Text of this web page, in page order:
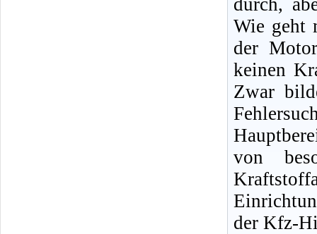
Wie geht
der
keinen
Zwar
von
der Kfz-